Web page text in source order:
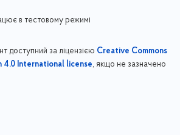
в тестовому режимі
доступний за ліцензією Creative Commons
International license, якщо не зазначено